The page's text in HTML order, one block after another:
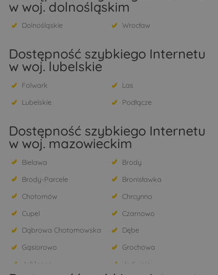
w woj. dolnośląskim
Dolnośląskie Wrocław
Dostępność szybkiego Internetu
w woj. lubelskie
Folwark
Las
Lubelskie
Podłącze
Dostępność szybkiego Internetu
w woj. mazowieckim
Bielawa
Brody
Brody-Parcele
Bronisławka
Chotomów
Chrcynno
Cupel
Czarnowo
Dąbrowa Chotomowska
Dębe
Gąsiorowo
Grochowa
Jabłonna
Jadwisin